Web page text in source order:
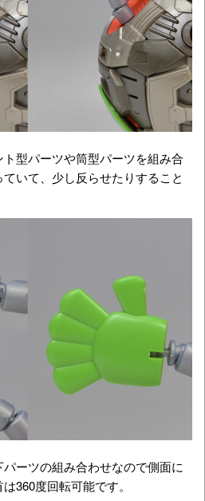
型パーツや筒型パーツを組み合
いて、少し反らせたりすること
ーツの組み合わせなので側面に
360度回転可能です。